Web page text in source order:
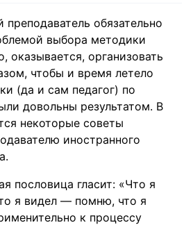
обязательно
выбора методики
оказывается, организовать
чтобы и время летело
(да и сам педагог) по
довольны результатом. В
некоторые советы
иностранного
пословица гласит: «Что я
я видел — помню, что я
к процессу